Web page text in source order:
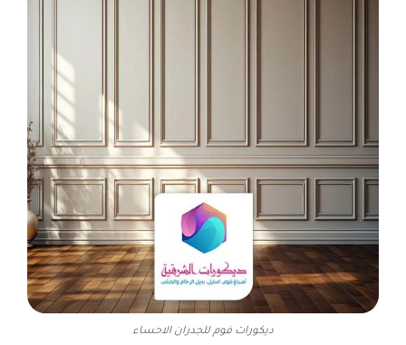
ديكورات فوم للجدران الاحساء